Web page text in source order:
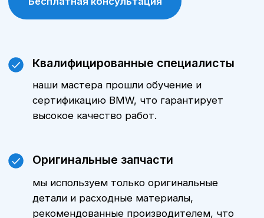
обслуживание у официального дилера
позволяет сохранить заводскую гарантию
Цены
обслуживания БМВ X6 зависит от
модели автомобиля, пробега и
объема выполняемых работ.
Уточнить стоимость ТО именно для
вашего автомобиля можно,
обратившись к нашим менеджерам.